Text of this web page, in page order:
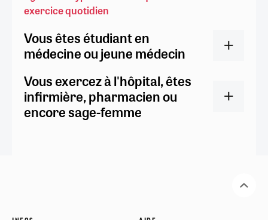
exercice quotidien
Vous êtes étudiant en
médecine ou jeune médecin
Vous exercez à l'hôpital, êtes
infirmière, pharmacien ou
encore sage-femme